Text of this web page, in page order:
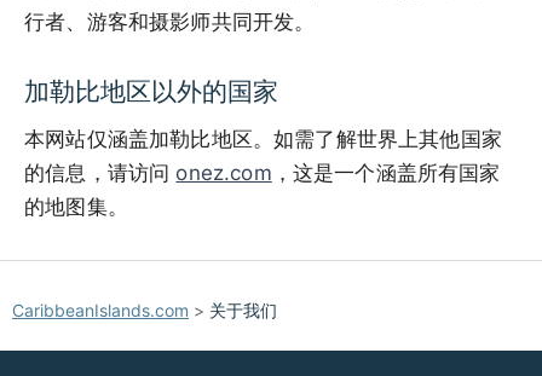
行者、游客和摄影师共同开发。
加勒比地区以外的国家
本网站仅涵盖加勒比地区。如需了解世界上其他国家
的信息，请访问 onez.com ，这是一个涵盖所有国家
的地图集。
CaribbeanIslands.com > 关于我们